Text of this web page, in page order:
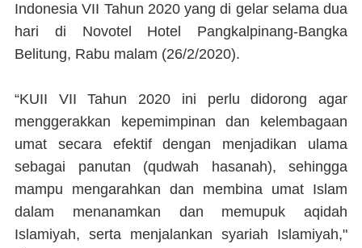
Indonesia VII Tahun 2020 yang di gelar selama dua
hari di Novotel Hotel Pangkalpinang-Bangka
Belitung, Rabu malam (26/2/2020).
“KUII VII Tahun 2020 ini perlu didorong agar
menggerakkan kepemimpinan dan kelembagaan
umat secara efektif dengan menjadikan ulama
sebagai panutan (qudwah hasanah), sehingga
mampu mengarahkan dan membina umat Islam
dalam menanamkan dan memupuk aqidah
Islamiyah, serta menjalankan syariah Islamiyah,"